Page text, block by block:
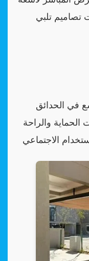
تصاميم تلبي
في الحدائق
الحماية والراحة
الاجتماعي